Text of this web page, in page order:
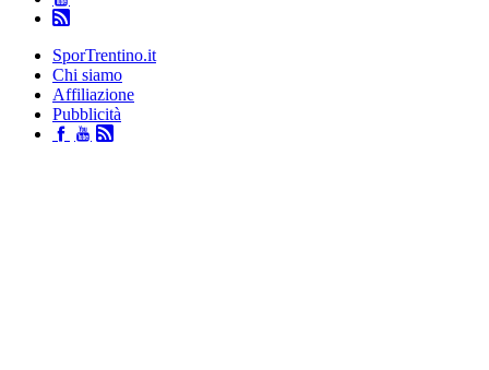
SporTrentino.it
Chi siamo
Affiliazione
Pubblicità